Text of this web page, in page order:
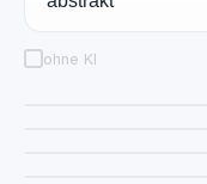
ohne KI